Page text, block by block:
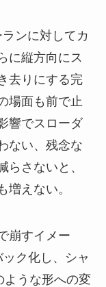
ンに対してカ
に縦方向にス
去りにする完
場面も前で止
響でスローダ
ない、残念な
らさないと、
増えない。
崩すイメー
ク化し、シャ
ような形への変